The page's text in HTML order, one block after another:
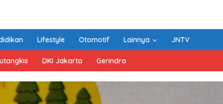
Lifestyle Otomotif Lainnya JNTV
DKI Jakarta Gerindra